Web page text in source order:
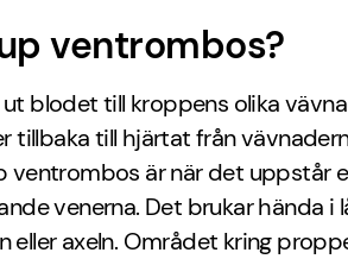
ventrombos?
blodet till kroppens olika
tillbaka till hjärtat från
ventrombos är när det uppstår
venerna. Det brukar hända i
eller axeln. Området kring